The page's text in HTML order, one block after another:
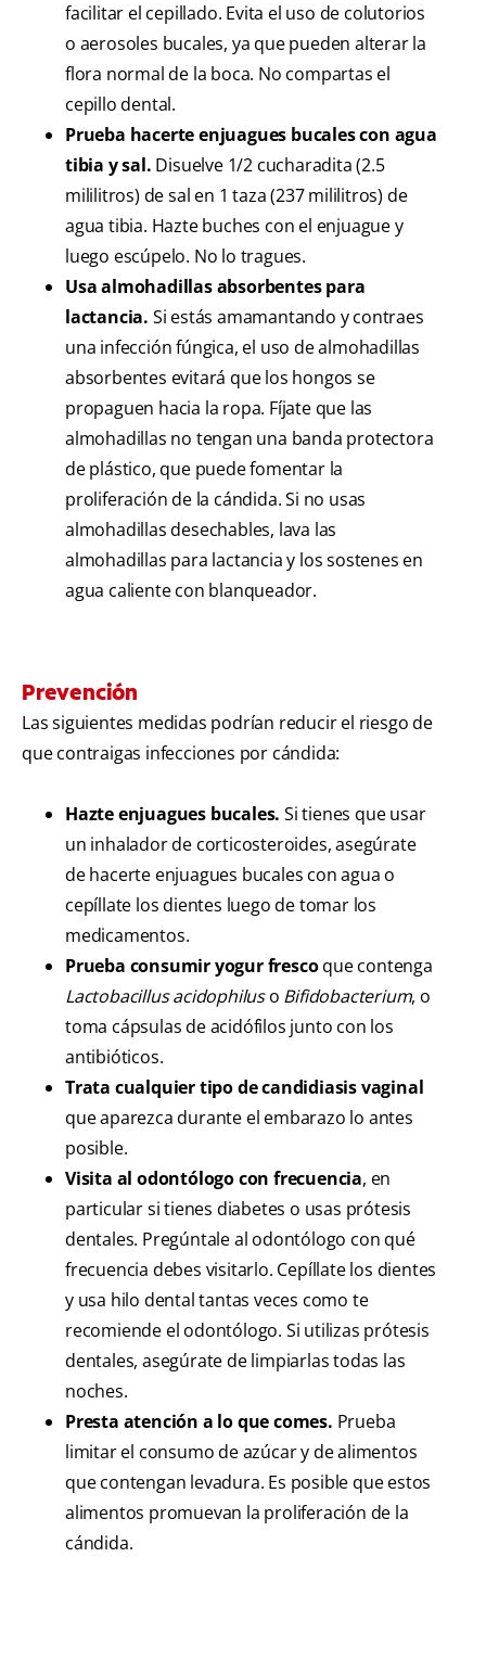
facilitar el cepillado. Evita el uso de colutorios
o aerosoles bucales, ya que pueden alterar la
flora normal de la boca. No compartas el
cepillo dental.
Prueba hacerte enjuagues bucales con agua
tibia y sal. Disuelve 1/2 cucharadita (2.5
mililitros) de sal en 1 taza (237 mililitros) de
agua tibia. Hazte buches con el enjuague y
luego escúpelo. No lo tragues.
Usa almohadillas absorbentes para
lactancia. Si estás amamantando y contraes
una infección fúngica, el uso de almohadillas
absorbentes evitará que los hongos se
propaguen hacia la ropa. Fíjate que las
almohadillas no tengan una banda protectora
de plástico, que puede fomentar la
proliferación de la cándida. Si no usas
almohadillas desechables, lava las
almohadillas para lactancia y los sostenes en
agua caliente con blanqueador.
Prevención
Las siguientes medidas podrían reducir el riesgo de
que contraigas infecciones por cándida:
Hazte enjuagues bucales. Si tienes que usar
un inhalador de corticosteroides, asegúrate
de hacerte enjuagues bucales con agua o
cepíllate los dientes luego de tomar los
medicamentos.
Prueba consumir yogur frescoque contenga
Lactobacillus acidophiluso Bifidobacterium, o
toma cápsulas de acidófilos junto con los
antibióticos.
Trata cualquier tipo de candidiasis vaginal
que aparezca durante el embarazo lo antes
posible.
Visita al odontólogo con frecuencia, en
particular si tienes diabetes o usas prótesis
dentales. Pregúntale al odontólogo con qué
frecuencia debes visitarlo. Cepíllate los dientes
y usa hilo dental tantas veces como te
recomiende el odontólogo. Si utilizas prótesis
dentales, asegúrate de limpiarlas todas las
noches.
Presta atención a lo que comes. Prueba
limitar el consumo de azúcar y de alimentos
que contengan levadura. Es posible que estos
alimentos promuevan la proliferación de la
cándida.